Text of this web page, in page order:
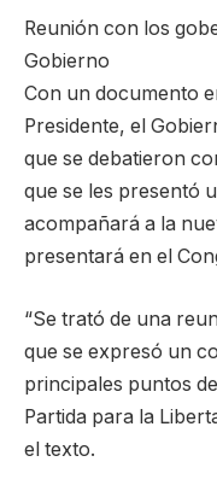
Reunión con los
Gobierno
Con un documento
Presidente, el
que se debatieron
que se les presentó
acompañará a la
presentará en el
“Se trató de una
que se expresó un
principales puntos
Partida para la
el texto.